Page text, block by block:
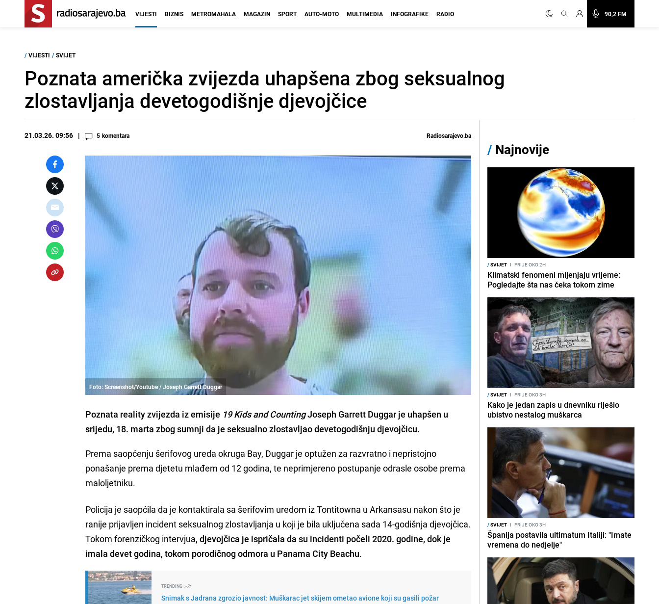
90,2 FM
VIJESTI BIZNIS METROMAHALA MAGAZIN SPORT AUTO-MOTO MULTIMEDIA INFOGRAFIKE RADIO
/ VIJESTI / SVIJET
Poznata američka zvijezda uhapšena zbog seksualnog
zlostavljanja devetogodišnje djevojčice
21.03.26. 09:56 5 komentara Radiosarajevo.ba
Foto: Screenshot/Youtube / Joseph Garrett Duggar
Poznata reality zvijezda iz emisije 19 Kids and CountingJoseph Garrett Duggar je uhapšen u
srijedu, 18. marta zbog sumnji da je seksualno zlostavljao devetogodišnju djevojčicu.
Prema saopćenju šerifovog ureda okruga Bay, Duggar je optužen za razvratno i nepristojno
ponašanje prema djetetu mlađem od 12 godina, te neprimjereno postupanje odrasle osobe prema
maloljetniku.
Policija je saopćila da je kontaktirala sa šerifovim uredom iz Tontitowna u Arkansasu nakon što je
ranije prijavljen incident seksualnog zlostavljanja u koji je bila uključena sada 14-godišnja djevojčica.
Tokom forenzičkog intervjua,djevojčica je ispričala da su incidenti počeli 2020. godine, dok je
imala devet godina, tokom porodičnog odmora u Panama City Beachu.
TRENDING
Snimak s Jadrana zgrozio javnost: Muškarac jet skijem ometao avione koji su gasili požar
/ Najnovije
/SVIJET I PRIJE OKO 2H
Klimatski fenomeni mijenjaju vrijeme:
Pogledajte šta nas čeka tokom zime
/SVIJET I PRIJE OKO 3H
Kako je jedan zapis u dnevniku riješio
ubistvo nestalog muškarca
/SVIJET I PRIJE OKO 3H
Španija postavila ultimatum Italiji: "Imate
vremena do nedjelje"